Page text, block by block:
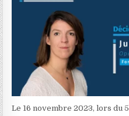
Le 16 novembre 2023, lors du 5